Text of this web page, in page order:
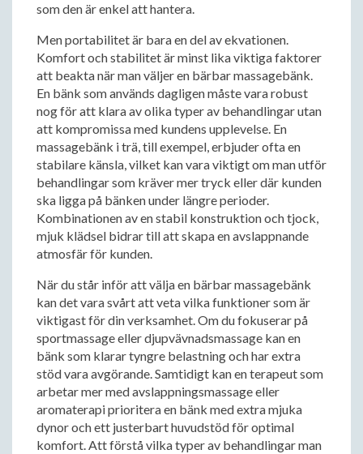
som den är enkel att hantera.
Men portabilitet är bara en del av ekvationen.
Komfort och stabilitet är minst lika viktiga faktorer
att beakta när man väljer en bärbar massagebänk.
En bänk som används dagligen måste vara robust
nog för att klara av olika typer av behandlingar utan
att kompromissa med kundens upplevelse. En
massagebänk i trä, till exempel, erbjuder ofta en
stabilare känsla, vilket kan vara viktigt om man utför
behandlingar som kräver mer tryck eller där kunden
ska ligga på bänken under längre perioder.
Kombinationen av en stabil konstruktion och tjock,
mjuk klädsel bidrar till att skapa en avslappnande
atmosfär för kunden.
När du står inför att välja en bärbar massagebänk
kan det vara svårt att veta vilka funktioner som är
viktigast för din verksamhet. Om du fokuserar på
sportmassage eller djupvävnadsmassage kan en
bänk som klarar tyngre belastning och har extra
stöd vara avgörande. Samtidigt kan en terapeut som
arbetar mer med avslappningsmassage eller
aromaterapi prioritera en bänk med extra mjuka
dynor och ett justerbart huvudstöd för optimal
komfort. Att förstå vilka typer av behandlingar man